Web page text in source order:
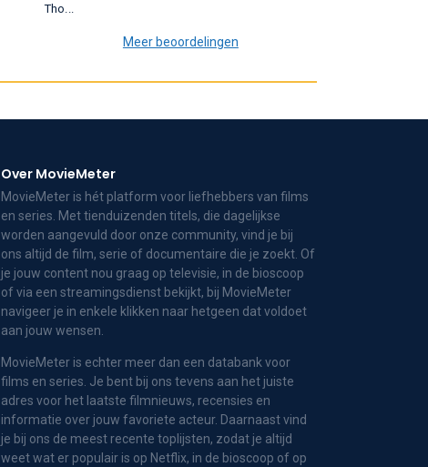
Tho...
Meer beoordelingen
Over MovieMeter
MovieMeter is hét platform voor liefhebbers van films
en series. Met tienduizenden titels, die dagelijkse
worden aangevuld door onze community, vind je bij
ons altijd de film, serie of documentaire die je zoekt. Of
je jouw content nou graag op televisie, in de bioscoop
of via een streamingsdienst bekijkt, bij MovieMeter
navigeer je in enkele klikken naar hetgeen dat voldoet
aan jouw wensen.
MovieMeter is echter meer dan een databank voor
films en series. Je bent bij ons tevens aan het juiste
adres voor het laatste filmnieuws, recensies en
informatie over jouw favoriete acteur. Daarnaast vind
je bij ons de meest recente toplijsten, zodat je altijd
weet wat er populair is op Netflix, in de bioscoop of op